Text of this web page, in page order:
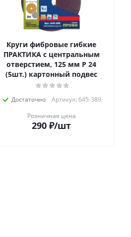
Круги фибровые гибкие
ПРАКТИКА с центральным
отверстием, 125 мм P 24
(5шт.) картонный подвес
Достаточно
Артикул: 645-389
Розничная цена
290 ₽/шт